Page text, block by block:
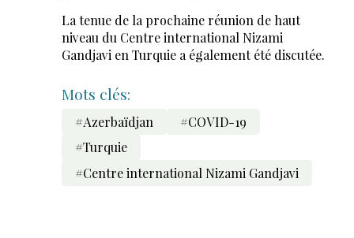
La tenue de la prochaine réunion de haut
niveau du Centre international Nizami
Gandjavi en Turquie a également été discutée.
Mots clés:
#Azerbaïdjan
#COVID-19
#Turquie
#Centre international Nizami Gandjavi